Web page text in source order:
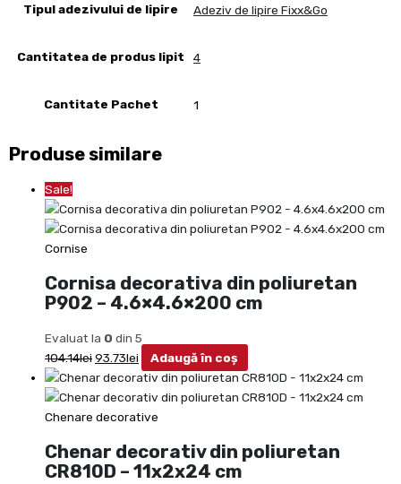
Tipul adezivului de lipire Adeziv de lipire Fixx&Go
Cantitatea de produs lipit 4
Cantitate Pachet 1
Produse similare
Sale!
Cornise
Cornisa decorativa din poliuretan
P902 – 4.6×4.6×200 cm
Evaluat la 0 din 5
104.14lei93.73lei Adaugă în coș
Chenare decorative
Chenar decorativ din poliuretan
CR810D – 11x2x24 cm